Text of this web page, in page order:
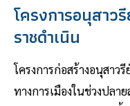
โครงการอนุสา
ราชดำเนิน
โครงการก่อสร้างอนุสา
ทางการเมืองในช่วงปล